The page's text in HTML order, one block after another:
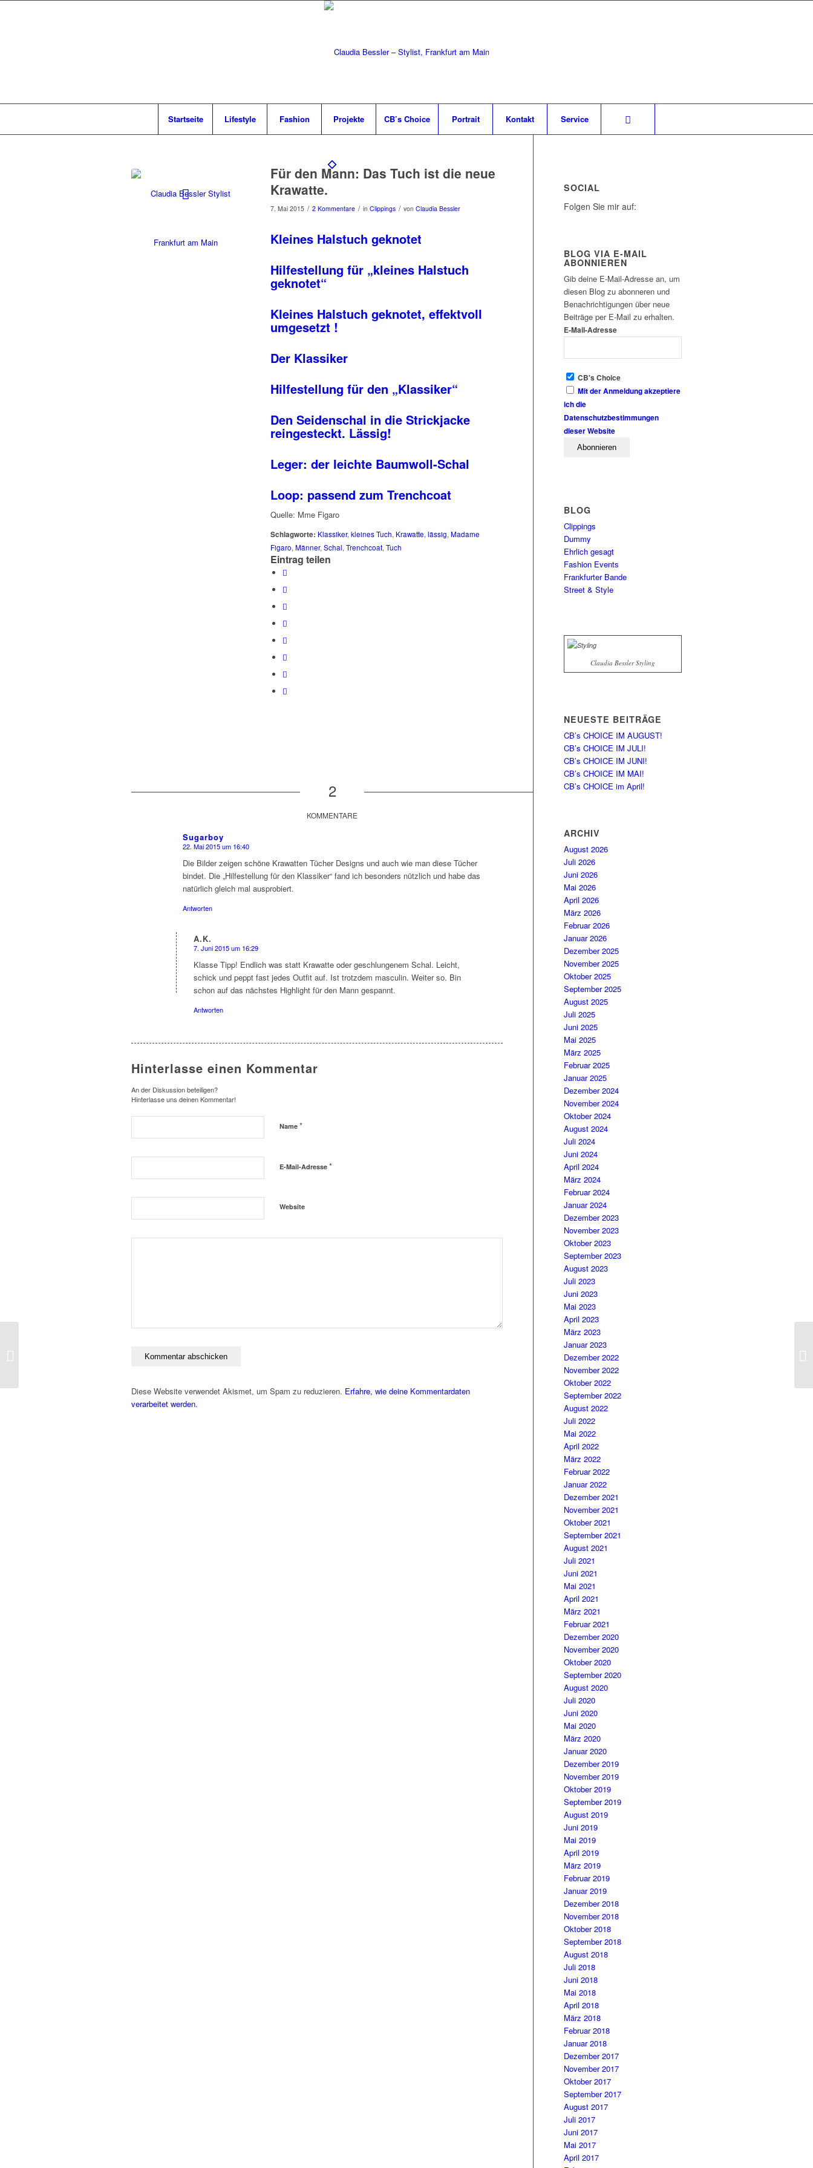
Startseite Lifestyle Fashion Projekte CB’s Choice Portrait Kontakt Service
Für den Mann: Das Tuch ist die neue
Krawatte.
7. Mai 2015 / 2 Kommentare / in Clippings / von Claudia Bessler
Kleines Halstuch geknotet
Hilfestellung für „kleines Halstuch
geknotet“
Kleines Halstuch geknotet, effektvoll
umgesetzt !
Der Klassiker
Hilfestellung für den „Klassiker“
Den Seidenschal in die Strickjacke
reingesteckt. Lässig!
Leger: der leichte Baumwoll-Schal
Loop: passend zum Trenchcoat
Quelle: Mme Figaro
Schlagworte: Klassiker, kleines Tuch, Krawatte, lässig, Madame
Figaro, Männer, Schal, Trenchcoat, Tuch
Eintrag teilen
2
KOMMENTARE
Sugarboy
sagte:
22. Mai 2015 um 16:40
Die Bilder zeigen schöne Krawatten Tücher Designs und auch wie man diese Tücher
bindet. Die „Hilfestellung für den Klassiker“ fand ich besonders nützlich und habe das
natürlich gleich mal ausprobiert.
Antworten
A.K.
sagte:
7. Juni 2015 um 16:29
Klasse Tipp! Endlich was statt Krawatte oder geschlungenem Schal. Leicht,
schick und peppt fast jedes Outfit auf. Ist trotzdem masculin. Weiter so. Bin
schon auf das nächstes Highlight für den Mann gespannt.
Antworten
Hinterlasse einen Kommentar
An der Diskussion beteiligen?
Hinterlasse uns deinen Kommentar!
Name *
E-Mail-Adresse *
Website
Diese Website verwendet Akismet, um Spam zu reduzieren. Erfahre, wie deine Kommentardaten
verarbeitet werden.
SOCIAL
Folgen Sie mir auf:
BLOG VIA E-MAIL
ABONNIEREN
Gib deine E-Mail-Adresse an, um
diesen Blog zu abonneren und
Benachrichtigungen über neue
Beiträge per E-Mail zu erhalten.
E-Mail-Adresse
CB's Choice
Mit der Anmeldung akzeptiere
ich die
Datenschutzbestimmungen
dieser Website
BLOG
Clippings
Dummy
Ehrlich gesagt
Fashion Events
Frankfurter Bande
Street & Style
Claudia Bessler Styling
NEUESTE BEITRÄGE
CB’s CHOICE IM AUGUST!
CB’s CHOICE IM JULI!
CB’s CHOICE IM JUNI!
CB’s CHOICE IM MAI!
CB’s CHOICE im April!
ARCHIV
August 2026
Juli 2026
Juni 2026
Mai 2026
April 2026
März 2026
Februar 2026
Januar 2026
Dezember 2025
November 2025
Oktober 2025
September 2025
August 2025
Juli 2025
Juni 2025
Mai 2025
März 2025
Februar 2025
Januar 2025
Dezember 2024
November 2024
Oktober 2024
August 2024
Juli 2024
Juni 2024
April 2024
März 2024
Februar 2024
Januar 2024
Dezember 2023
November 2023
Oktober 2023
September 2023
August 2023
Juli 2023
Juni 2023
Mai 2023
April 2023
März 2023
Januar 2023
Dezember 2022
November 2022
Oktober 2022
September 2022
August 2022
Juli 2022
Mai 2022
April 2022
März 2022
Februar 2022
Januar 2022
Dezember 2021
November 2021
Oktober 2021
September 2021
August 2021
Juli 2021
Juni 2021
Mai 2021
April 2021
März 2021
Februar 2021
Dezember 2020
November 2020
Oktober 2020
September 2020
August 2020
Juli 2020
Juni 2020
Mai 2020
März 2020
Januar 2020
Dezember 2019
November 2019
Oktober 2019
September 2019
August 2019
Juni 2019
Mai 2019
April 2019
März 2019
Februar 2019
Januar 2019
Dezember 2018
November 2018
Oktober 2018
September 2018
August 2018
Juli 2018
Juni 2018
Mai 2018
April 2018
März 2018
Februar 2018
Januar 2018
Dezember 2017
November 2017
Oktober 2017
September 2017
August 2017
Juli 2017
Juni 2017
Mai 2017
April 2017